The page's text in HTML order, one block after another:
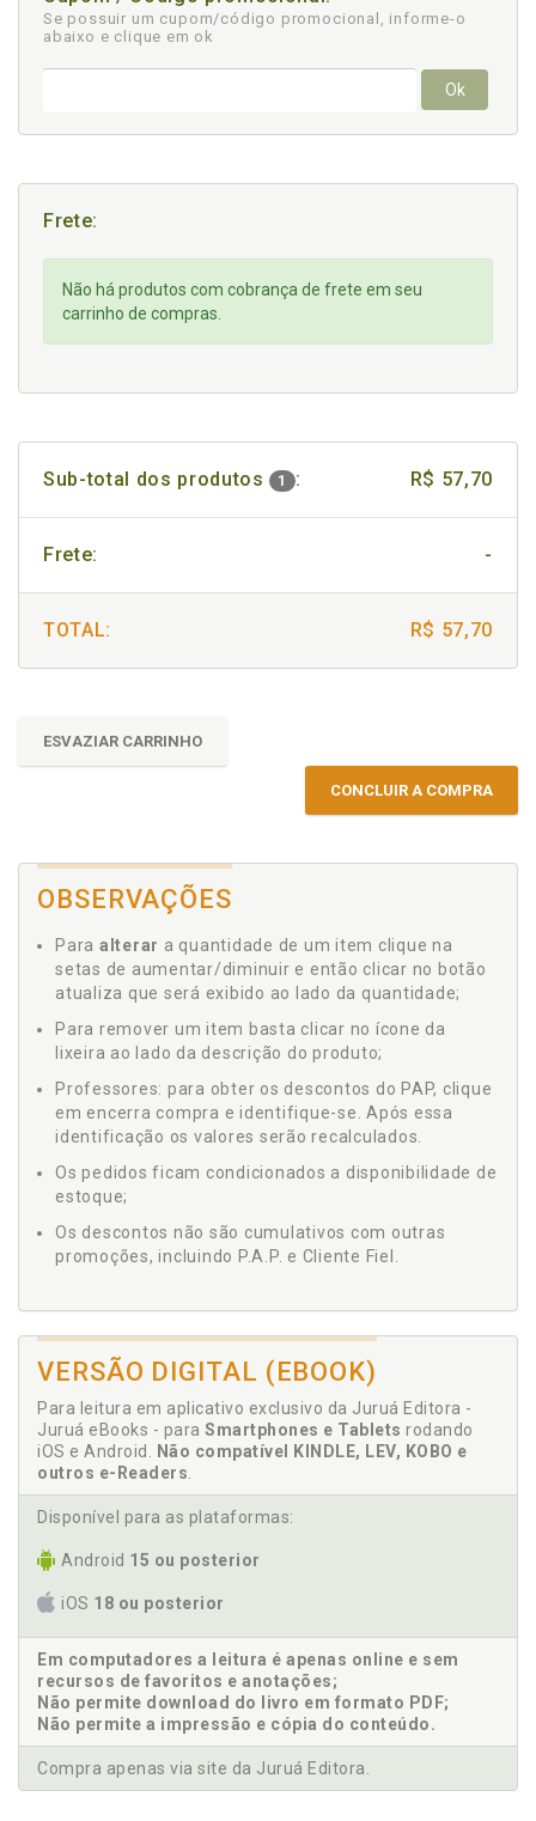
Se possuir um cupom/código promocional, informe-o
abaixo e clique em ok
Ok
Frete:
Não há produtos com cobrança de frete em seu
carrinho de compras.
Sub-total dos produtos 1 : R$ 57,70
Frete: -
TOTAL: R$ 57,70
ESVAZIAR CARRINHO
CONCLUIR A COMPRA
OBSERVAÇÕES
Para alterar a quantidade de um item clique na
setas de aumentar/diminuir e então clicar no botão
atualiza que será exibido ao lado da quantidade;
Para remover um item basta clicar no ícone da
lixeira ao lado da descrição do produto;
Professores: para obter os descontos do PAP, clique
em encerra compra e identifique-se. Após essa
identificação os valores serão recalculados.
Os pedidos ficam condicionados a disponibilidade de
estoque;
Os descontos não são cumulativos com outras
promoções, incluindo P.A.P. e Cliente Fiel.
VERSÃO DIGITAL (EBOOK)
Para leitura em aplicativo exclusivo da Juruá Editora -
Juruá eBooks - para Smartphones e Tablets rodando
iOS e Android.
Não compatível KINDLE, LEV, KOBO e
outros e-Readers
Disponível para as plataformas:
Android 15 ou posterior
iOS 18 ou posterior
Em computadores a leitura é apenas online e sem
recursos de favoritos e anotações;
Não permite download do livro em formato PDF;
Não permite a impressão e cópia do conteúdo.
Compra apenas via site da Juruá Editora.